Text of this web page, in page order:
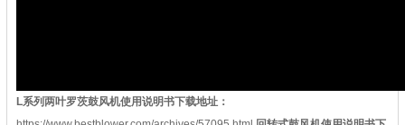
L系列两叶罗茨鼓风机使用说明书下载地址：